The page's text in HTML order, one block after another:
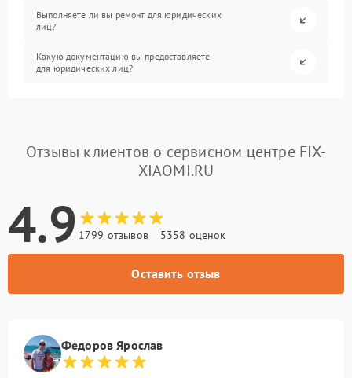
Выполняете ли вы ремонт для юридических
лиц?
Какую документацию вы предоставляете
для юридических лиц?
Отзывы клиентов о сервисном центре FIX-
XIAOMI.RU
4.9 1799 отзывов 5358 оценок
Оставить отзыв
Федоров Ярослав